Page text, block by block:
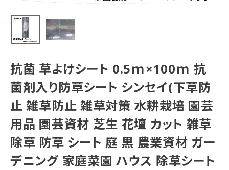
抗菌 草よけシート 0.5ｍ×100ｍ 抗
菌剤入り防草シート シンセイ(下草防
止 雑草防止 雑草対策 水耕栽培 園芸
用品 園芸資材 芝生 花壇 カット 雑草
除草 防草 シート 庭 黒 農業資材 ガー
デニング 家庭菜園 ハウス 除草シート